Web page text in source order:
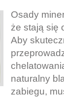
Osady
że stają się
Aby
naturalny
zabiegu,